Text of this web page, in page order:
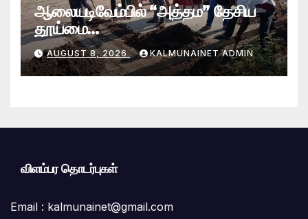
ஆலையடிவேம்பில் “அத்தம” தேசிய
தூய்மை
வேலைத்திட்டம்.:ஆலையடிவேம்பு
பிரதேச செயலகமும் பிரதேச சபையும்
இணைந்து விசேட தூய்மைப் பணி.
AUGUST 8, 2026 KALMUNAINET ADMIN
விளம்பர தொடர்புகள்
Email : kalmunainet@gmail.com